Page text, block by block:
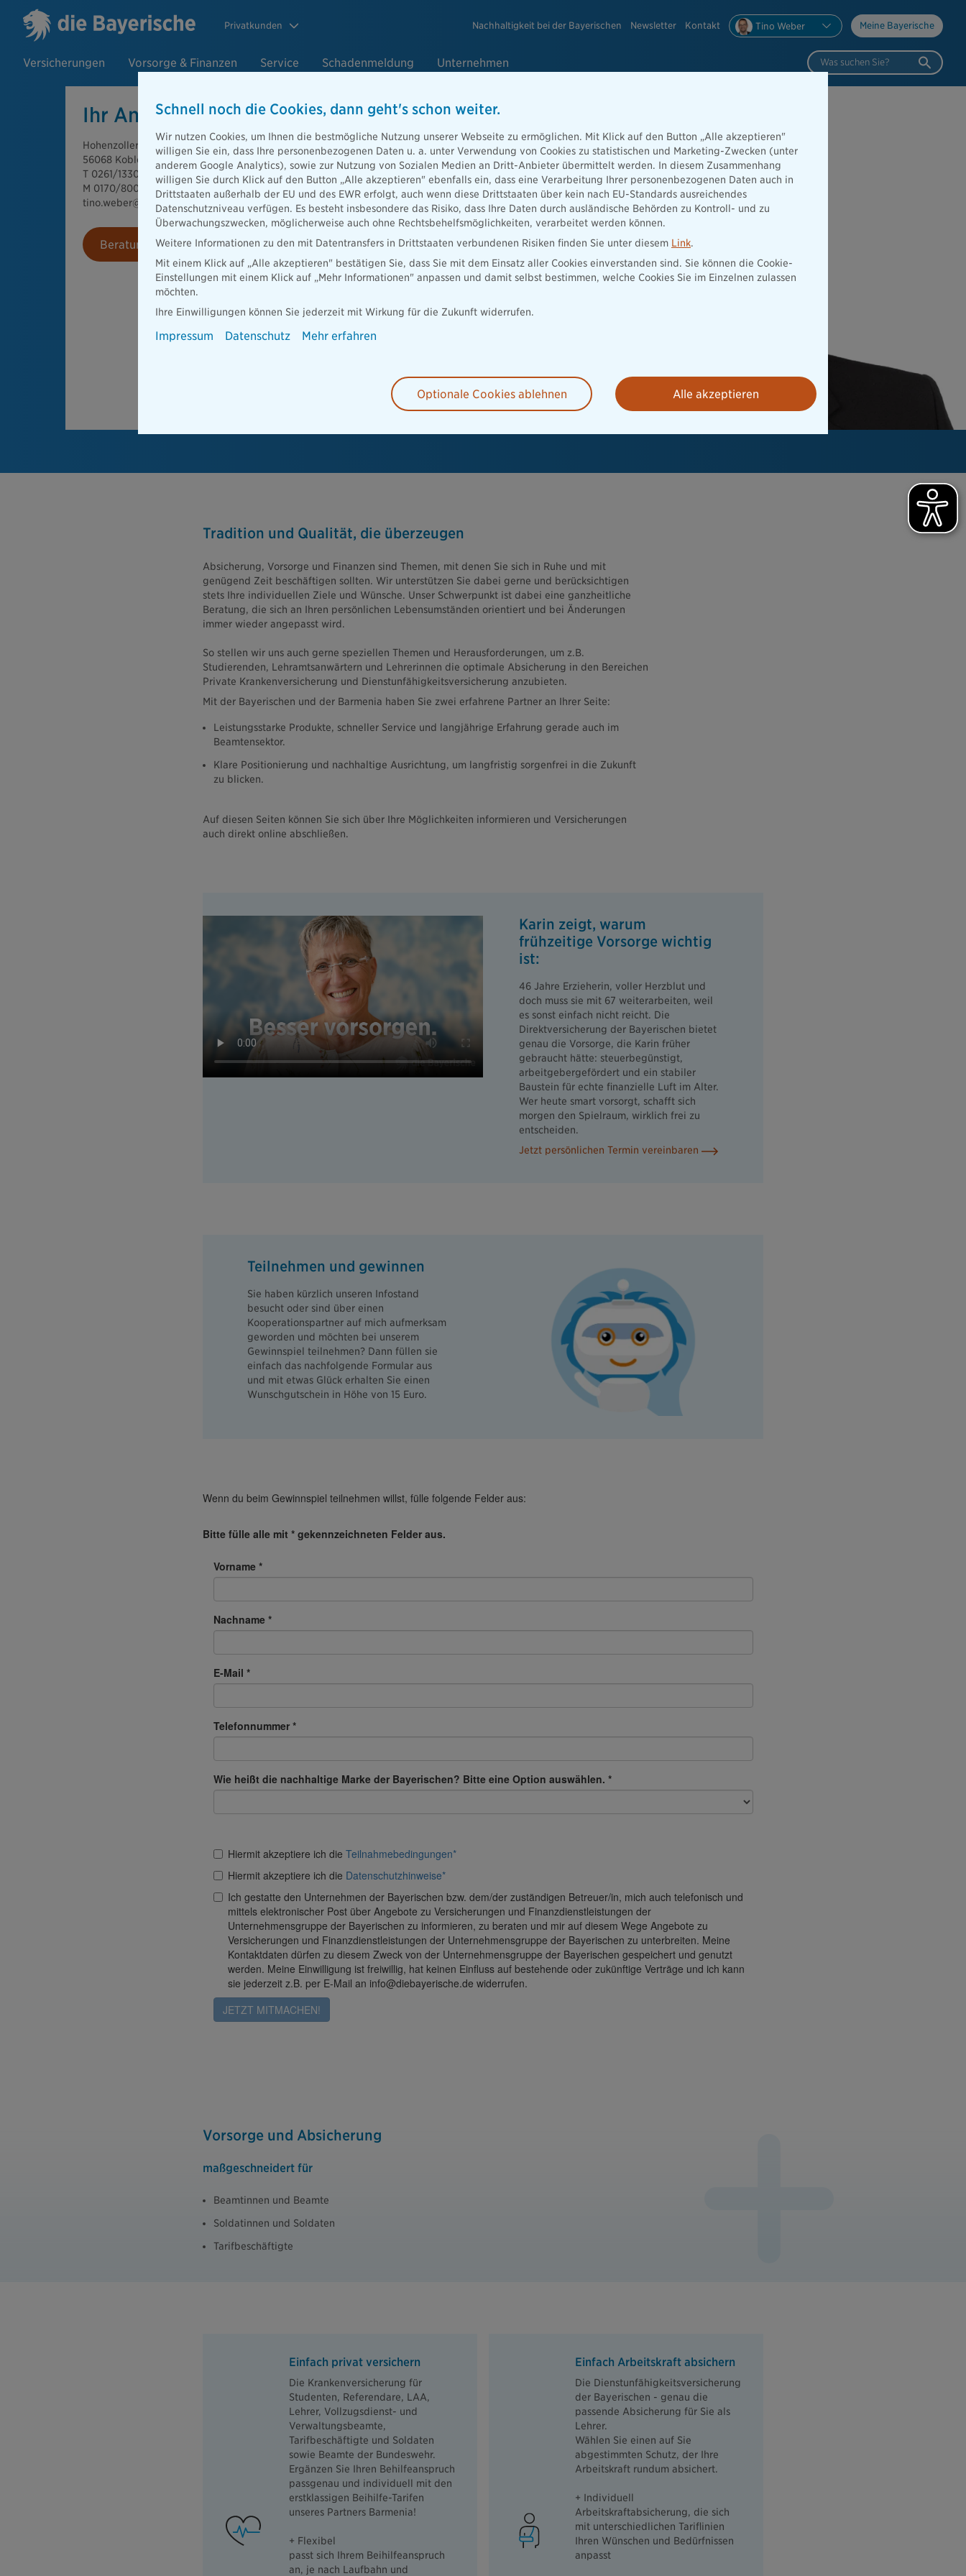
Privatkunden Nachhaltigkeit bei der Bayerischen Newsletter Kontakt Tino Weber Meine Bayerische
Versicherungen Vorsorge & Finanzen Service Schadenmeldung Unternehmen Was suchen Sie?
Ihr Ansprechpartner Tino Weber
Hohenzollernstrasse 152
56068 Koblenz
T 0261/1330611
M 0170/8005611
tino.weber@diebayerische.de
Beratung vereinbaren
Tradition und Qualität, die überzeugen
Absicherung, Vorsorge und Finanzen sind Themen, mit denen Sie sich in Ruhe und mit
genügend Zeit beschäftigen sollten. Wir unterstützen Sie dabei gerne und berücksichtigen
stets Ihre individuellen Ziele und Wünsche. Unser Schwerpunkt ist dabei eine ganzheitliche
Beratung, die sich an Ihren persönlichen Lebensumständen orientiert und bei Änderungen
immer wieder angepasst wird.
So stellen wir uns auch gerne speziellen Themen und Herausforderungen, um z.B.
Studierenden, Lehramtsanwärtern und Lehrerinnen die optimale Absicherung in den Bereichen
Private Krankenversicherung und Dienstunfähigkeitsversicherung anzubieten.
Mit der Bayerischen und der Barmenia haben Sie zwei erfahrene Partner an Ihrer Seite:
Leistungsstarke Produkte, schneller Service und langjährige Erfahrung gerade auch im
Beamtensektor.
Klare Positionierung und nachhaltige Ausrichtung, um langfristig sorgenfrei in die Zukunft
zu blicken.
Auf diesen Seiten können Sie sich über Ihre Möglichkeiten informieren und Versicherungen
auch direkt online abschließen.
Karin zeigt, warum
frühzeitige Vorsorge wichtig
ist:
46 Jahre Erzieherin, voller Herzblut und
doch muss sie mit 67 weiterarbeiten, weil
es sonst einfach nicht reicht. Die
Direktversicherung der Bayerischen bietet
genau die Vorsorge, die Karin früher
gebraucht hätte: steuerbegünstigt,
arbeitgebergefördert und ein stabiler
Baustein für echte finanzielle Luft im Alter.
Wer heute smart vorsorgt, schafft sich
morgen den Spielraum, wirklich frei zu
entscheiden.
Jetzt persönlichen Termin vereinbaren
Teilnehmen und gewinnen
Sie haben kürzlich unseren Infostand
besucht oder sind über einen
Kooperationspartner auf mich aufmerksam
geworden und möchten bei unserem
Gewinnspiel teilnehmen? Dann füllen sie
einfach das nachfolgende Formular aus
und mit etwas Glück erhalten Sie einen
Wunschgutschein in Höhe von 15 Euro.
Vorsorge und Absicherung
maßgeschneidert für
Beamtinnen und Beamte
Soldatinnen und Soldaten
Tarifbeschäftigte
Einfach privat versichern
Die Krankenversicherung für
Studenten, Referendare, LAA,
Lehrer, Vollzugsdienst- und
Verwaltungsbeamte,
Tarifbeschäftigte und Soldaten
sowie Beamte der Bundeswehr.
Ergänzen Sie Ihren Behilfeanspruch
passgenau und individuell mit den
erstklassigen Beihilfe-Tarifen
unseres Partners Barmenia!
+ Flexibel
passt sich Ihrem Beihilfeanspruch
an, je nach Laufbahn und
Einfach Arbeitskraft absichern
Die Dienstunfähigkeitsversicherung
der Bayerischen - genau die
passende Absicherung für Sie als
Lehrer.
Wählen Sie einen auf Sie
abgestimmten Schutz, der Ihre
Arbeitskraft rundum absichert.
+ Individuell
Arbeitskraftabsicherung, die sich
mit unterschiedlichen Tariflinien
Ihren Wünschen und Bedürfnissen
anpasst
Schnell noch die Cookies, dann geht's schon weiter.
Wir nutzen Cookies, um Ihnen die bestmögliche Nutzung unserer Webseite zu ermöglichen. Mit Klick auf den Button „Alle akzeptieren"
willigen Sie ein, dass Ihre personenbezogenen Daten u. a. unter Verwendung von Cookies zu statistischen und Marketing-Zwecken (unter
anderem Google Analytics), sowie zur Nutzung von Sozialen Medien an Dritt-Anbieter übermittelt werden. In diesem Zusammenhang
willigen Sie durch Klick auf den Button „Alle akzeptieren" ebenfalls ein, dass eine Verarbeitung Ihrer personenbezogenen Daten auch in
Drittstaaten außerhalb der EU und des EWR erfolgt, auch wenn diese Drittstaaten über kein nach EU-Standards ausreichendes
Datenschutzniveau verfügen. Es besteht insbesondere das Risiko, dass Ihre Daten durch ausländische Behörden zu Kontroll- und zu
Überwachungszwecken, möglicherweise auch ohne Rechtsbehelfsmöglichkeiten, verarbeitet werden können.
Weitere Informationen zu den mit Datentransfers in Drittstaaten verbundenen Risiken finden Sie unter diesem Link.
Mit einem Klick auf „Alle akzeptieren" bestätigen Sie, dass Sie mit dem Einsatz aller Cookies einverstanden sind. Sie können die Cookie-
Einstellungen mit einem Klick auf „Mehr Informationen" anpassen und damit selbst bestimmen, welche Cookies Sie im Einzelnen zulassen
möchten.
Ihre Einwilligungen können Sie jederzeit mit Wirkung für die Zukunft widerrufen.
Impressum Datenschutz Mehr erfahren
Optionale Cookies ablehnen Alle akzeptieren